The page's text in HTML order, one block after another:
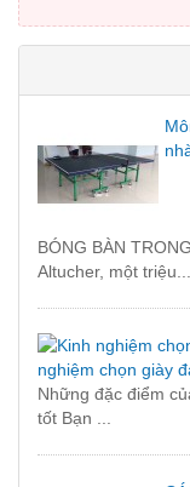
BÓNG BÀN
Altucher, một triệu...
nghiệm chọn giày
Những đặc điểm
tốt Bạn ...